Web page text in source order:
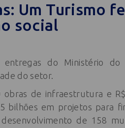
Um Turismo
social
entregas do Ministério
do setor.
obras de infraestrutura e
bilhões em projetos para
de 158